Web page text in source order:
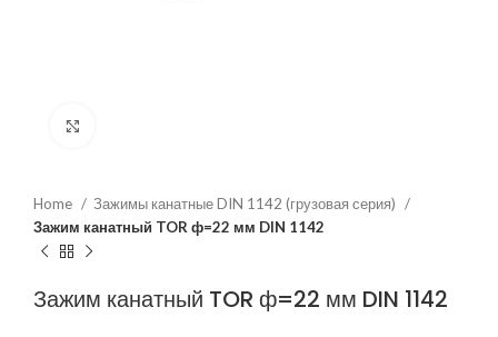
Home
Зажимы канатные DIN 1142 (грузовая серия)
Зажим канатный TOR ф=22 мм DIN 1142
Зажим канатный TOR ф=22 мм DIN 1142